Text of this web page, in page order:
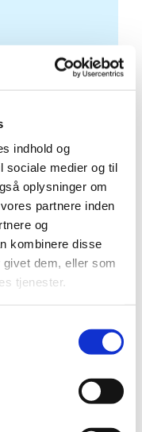
indhold og
sociale medier og til
oplysninger om
partnere inden
og
kombinere disse
dem, eller som
tjenester.